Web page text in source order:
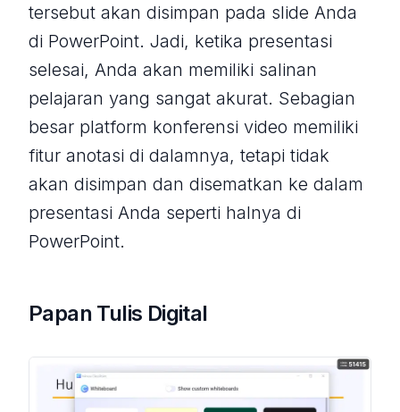
tersebut akan disimpan pada slide Anda
di PowerPoint. Jadi, ketika presentasi
selesai, Anda akan memiliki salinan
pelajaran yang sangat akurat. Sebagian
besar platform konferensi video memiliki
fitur anotasi di dalamnya, tetapi tidak
akan disimpan dan disematkan ke dalam
presentasi Anda seperti halnya di
PowerPoint.
Papan Tulis Digital